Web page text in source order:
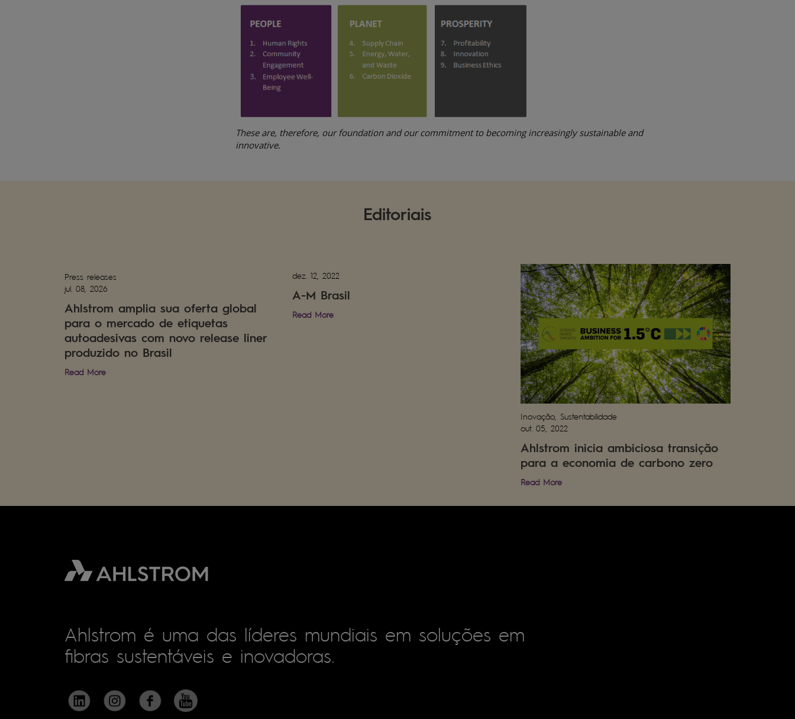
These are, therefore, our foundation and our commitment to becoming increasingly sustainable and
innovative.
Editoriais
Press releases
jul. 08, 2026
Ahlstrom amplia sua oferta global
para o mercado de etiquetas
autoadesivas com novo release liner
produzido no Brasil
Read More
dez. 12, 2022
A-M Brasil
Read More
Inovação, Sustentabilidade
out. 05, 2022
Ahlstrom inicia ambiciosa transição
para a economia de carbono zero
Read More
Ahlstrom é uma das líderes mundiais em soluções em
fibras sustentáveis e inovadoras.